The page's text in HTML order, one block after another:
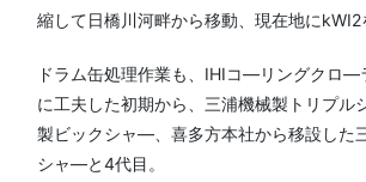
縮して日橋川河畔から移動、現在地にkWI2
ドラム缶処理作業も、IHIコ—リングクロ
に工夫した初期から、三浦機械製トリプ
製ビックシャ—、喜多方本社から移設した
シャ—と4代目。